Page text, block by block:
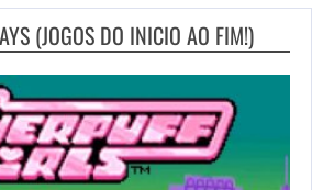
(JOGOS DO INICIO AO FIM!)